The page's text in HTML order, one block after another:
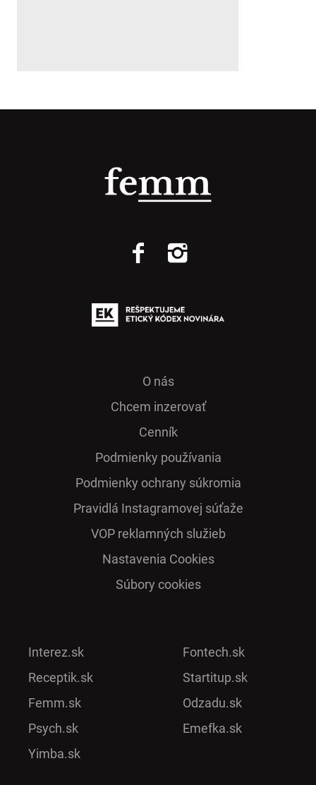
O nás
Chcem inzerovať
Cenník
Podmienky používania
Podmienky ochrany súkromia
Pra­vidlá Ins­ta­gra­mo­vej sú­ťaže
VOP reklamných služieb
Nastavenia Cookies
Súbory cookies
Interez.sk
Receptik.sk
Femm.sk
Psych.sk
Yimba.sk
Fontech.sk
Startitup.sk
Odzadu.sk
Emefka.sk